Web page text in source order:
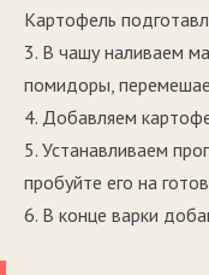
Картофель
3. В чашу наливаем
помидоры,
4. Добавляем
5. Устанавливаем
пробуйте его на
6. В конце варки